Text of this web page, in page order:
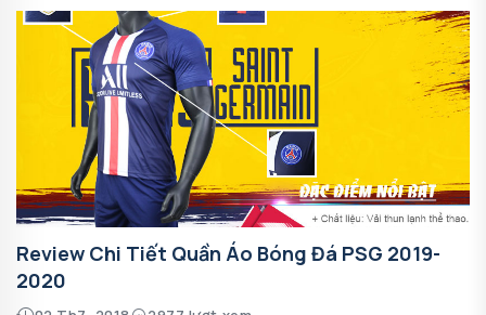
Review Chi Tiết Quần Áo Bóng Đá PSG 2019-
2020